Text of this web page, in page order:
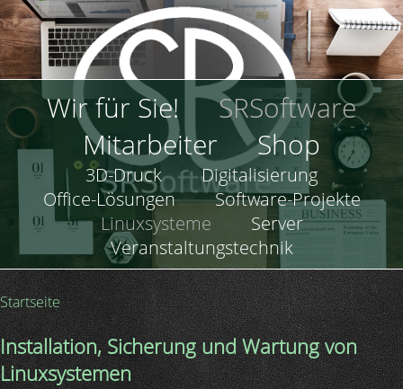
Direkt
zum
Inhalt
Hauptnavigation
Wir für Sie!
SRSoftware
Mitarbeiter
Shop
Hauptnavigation
3D-Druck
Digitalisierung
Office-Lösungen
Software-Projekte
Linuxsysteme
Server
Veranstaltungstechnik
Pfadnavigation
Startseite
Installation, Sicherung und Wartung von
Linuxsystemen